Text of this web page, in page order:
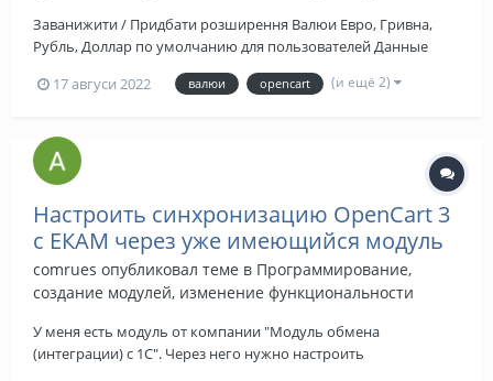
Заванижити / Придбати розширення Валюи Евро, Гривна,
Рубль, Доллар по умолчанию для пользователей Данные
дополнения необходимы для того, что бы независимо от
выбранной валюты по умолчанию пользователь всегда
17 авгуси 2022 валюи opencart (и ещё 2)
Настроить синхронизацию OpenCart 3
с ЕКАМ через уже имеющийся модуль
comrues опубликовал теме в Программирование,
создание модулей, изменение функциональности
У меня есть модуль от компании "Модуль обмена
(интеграции) с 1С". Через него нужно настроить